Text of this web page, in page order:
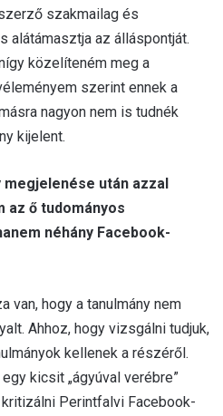
szakmailag és
alátámasztja az álláspontját.
közelíteném meg a
szerint ennek a
nagyon nem is tudnék
kijelent.
után azzal
az ő tudományos
néhány Facebook-
van, hogy a tanulmány nem
Ahhoz, hogy vizsgálni tudjuk,
kellenek a részéről.
kicsit „ágyúval verébre”
Perintfalvi Facebook-